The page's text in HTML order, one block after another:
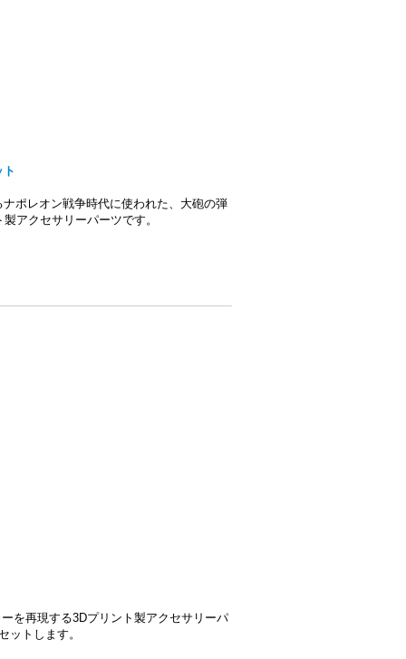
ポレオン戦争時代に使われた、大砲の弾
アクセサリーパーツです。
を再現する3Dプリント製アクセサリーパ
ットします。